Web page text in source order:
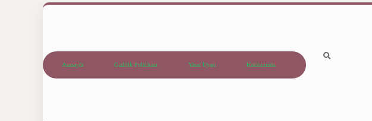
Anasayfa Gizlilik Politikası Yasal Uyarı Hakkımızda